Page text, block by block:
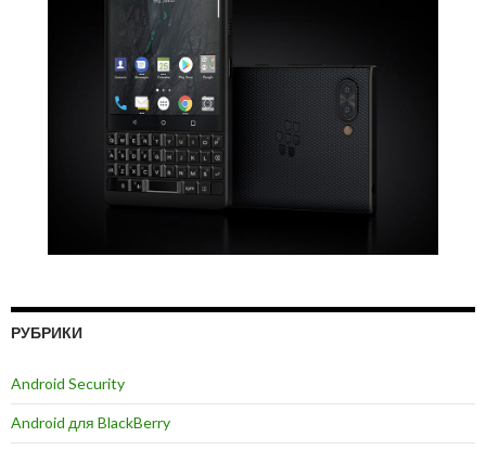
РУБРИКИ
Android Security
Android для BlackBerry